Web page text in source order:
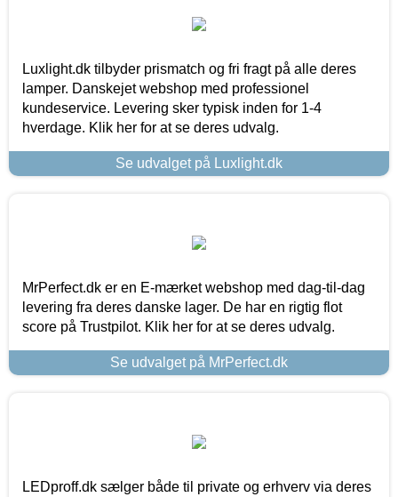
Luxlight.dk tilbyder prismatch og fri fragt på alle deres
lamper. Danskejet webshop med professionel
kundeservice. Levering sker typisk inden for 1-4
hverdage. Klik her for at se deres udvalg.
Se udvalget på Luxlight.dk
MrPerfect.dk er en E-mærket webshop med dag-til-dag
levering fra deres danske lager. De har en rigtig flot
score på Trustpilot. Klik her for at se deres udvalg.
Se udvalget på MrPerfect.dk
LEDproff.dk sælger både til private og erhverv via deres